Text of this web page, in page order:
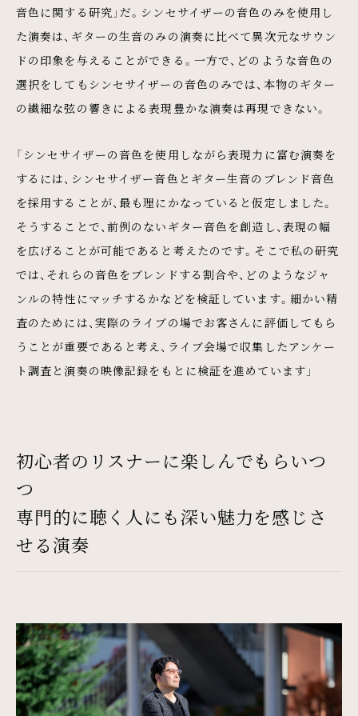
音色に関する研究」だ。シンセサイザーの音色のみを使用し
た演奏は、ギターの生音のみの演奏に比べて異次元なサウン
ドの印象を与えることができる。一方で、どのような音色の
選択をしてもシンセサイザーの音色のみでは、本物のギター
の繊細な弦の響きによる表現豊かな演奏は再現できない。
「シンセサイザーの音色を使用しながら表現力に富む演奏を
するには、シンセサイザー音色とギター生音のブレンド音色
を採用することが、最も理にかなっていると仮定しました。
そうすることで、前例のないギター音色を創造し、表現の幅
を広げることが可能であると考えたのです。そこで私の研究
では、それらの音色をブレンドする割合や、どのようなジャ
ンルの特性にマッチするかなどを検証しています。細かい精
査のためには、実際のライブの場でお客さんに評価してもら
うことが重要であると考え、ライブ会場で収集したアンケー
ト調査と演奏の映像記録をもとに検証を進めています」
初心者のリスナーに楽しんでもらいつ
つ
専門的に聴く人にも深い魅力を感じさ
せる演奏